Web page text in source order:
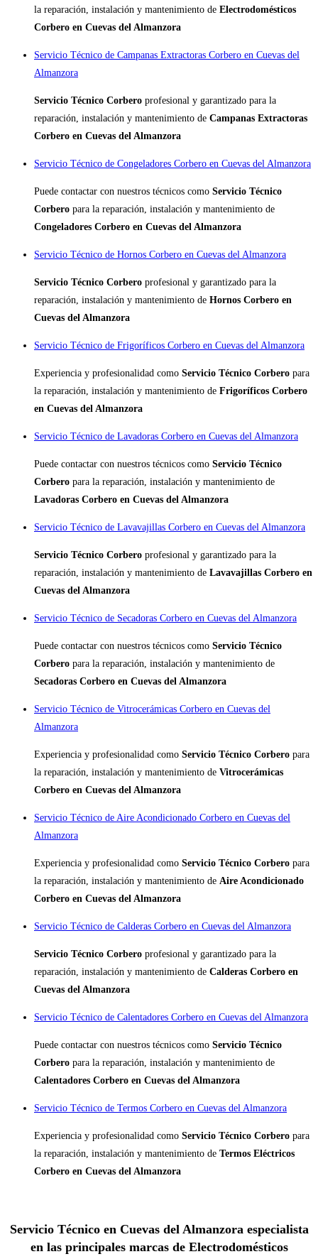
la reparación, instalación y mantenimiento de Electrodomésticos
Corbero en Cuevas del Almanzora
Servicio Técnico de Campanas Extractoras Corbero en Cuevas del
Almanzora
Servicio Técnico Corbero profesional y garantizado para la
reparación, instalación y mantenimiento de Campanas Extractoras
Corbero en Cuevas del Almanzora
Servicio Técnico de Congeladores Corbero en Cuevas del Almanzora
Puede contactar con nuestros técnicos como Servicio Técnico
Corbero para la reparación, instalación y mantenimiento de
Congeladores Corbero en Cuevas del Almanzora
Servicio Técnico de Hornos Corbero en Cuevas del Almanzora
Servicio Técnico Corbero profesional y garantizado para la
reparación, instalación y mantenimiento de Hornos Corbero en
Cuevas del Almanzora
Servicio Técnico de Frigoríficos Corbero en Cuevas del Almanzora
Experiencia y profesionalidad como Servicio Técnico Corbero para
la reparación, instalación y mantenimiento de Frigoríficos Corbero
en Cuevas del Almanzora
Servicio Técnico de Lavadoras Corbero en Cuevas del Almanzora
Puede contactar con nuestros técnicos como Servicio Técnico
Corbero para la reparación, instalación y mantenimiento de
Lavadoras Corbero en Cuevas del Almanzora
Servicio Técnico de Lavavajillas Corbero en Cuevas del Almanzora
Servicio Técnico Corbero profesional y garantizado para la
reparación, instalación y mantenimiento de Lavavajillas Corbero en
Cuevas del Almanzora
Servicio Técnico de Secadoras Corbero en Cuevas del Almanzora
Puede contactar con nuestros técnicos como Servicio Técnico
Corbero para la reparación, instalación y mantenimiento de
Secadoras Corbero en Cuevas del Almanzora
Servicio Técnico de Vitrocerámicas Corbero en Cuevas del
Almanzora
Experiencia y profesionalidad como Servicio Técnico Corbero para
la reparación, instalación y mantenimiento de Vitrocerámicas
Corbero en Cuevas del Almanzora
Servicio Técnico de Aire Acondicionado Corbero en Cuevas del
Almanzora
Experiencia y profesionalidad como Servicio Técnico Corbero para
la reparación, instalación y mantenimiento de Aire Acondicionado
Corbero en Cuevas del Almanzora
Servicio Técnico de Calderas Corbero en Cuevas del Almanzora
Servicio Técnico Corbero profesional y garantizado para la
reparación, instalación y mantenimiento de Calderas Corbero en
Cuevas del Almanzora
Servicio Técnico de Calentadores Corbero en Cuevas del Almanzora
Puede contactar con nuestros técnicos como Servicio Técnico
Corbero para la reparación, instalación y mantenimiento de
Calentadores Corbero en Cuevas del Almanzora
Servicio Técnico de Termos Corbero en Cuevas del Almanzora
Experiencia y profesionalidad como Servicio Técnico Corbero para
la reparación, instalación y mantenimiento de Termos Eléctricos
Corbero en Cuevas del Almanzora
Servicio Técnico en Cuevas del Almanzora especialista
en las principales marcas de Electrodomésticos